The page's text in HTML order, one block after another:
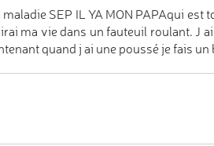
SEP IL YA MON PAPAqui est
ma vie dans un fauteuil roulant. J
quand j ai une poussé je fais